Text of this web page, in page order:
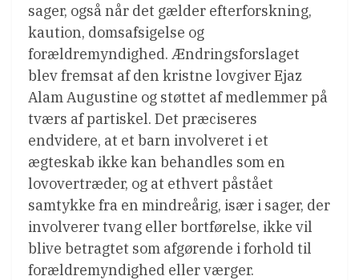
sager, også når det gælder efterforskning,
kaution, domsafsigelse og
forældremyndighed. Ændringsforslaget
blev fremsat af den kristne lovgiver Ejaz
Alam Augustine og støttet af medlemmer på
tværs af partiskel. Det præciseres
endvidere, at et barn involveret i et
ægteskab ikke kan behandles som en
lovovertræder, og at ethvert påstået
samtykke fra en mindreårig, især i sager, der
involverer tvang eller bortførelse, ikke vil
blive betragtet som afgørende i forhold til
forældremyndighed eller værger.